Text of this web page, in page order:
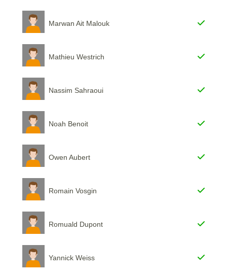
Marwan Ait Malouk
Mathieu Westrich
Nassim Sahraoui
Noah Benoit
Owen Aubert
Romain Vosgin
Romuald Dupont
Yannick Weiss